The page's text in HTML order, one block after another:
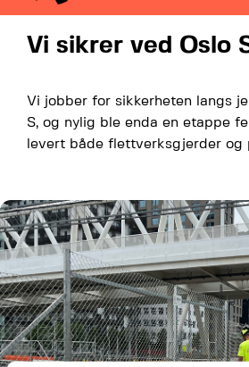
Vi sikrer ved Oslo
Vi jobber for sikkerheten langs
S, og nylig ble enda en etappe
levert både flettverksgjerder og